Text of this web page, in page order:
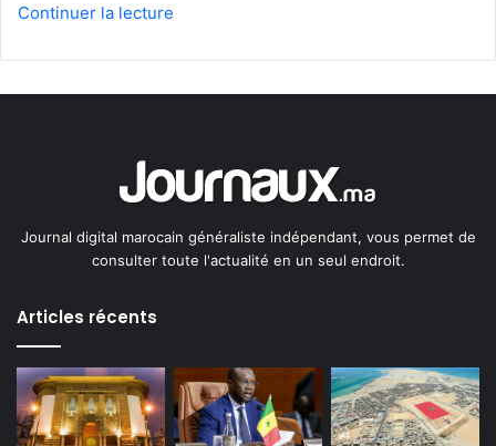
Continuer la lecture
Journal digital marocain généraliste indépendant, vous permet de
consulter toute l'actualité en un seul endroit.
Articles récents